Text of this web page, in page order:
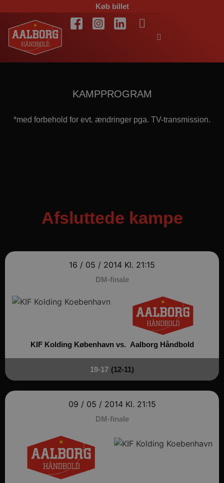
Køb billet
KAMPPROGRAM
*med forbehold for evt. ændringer pga. TV-transmission.
Afsluttede kampe
16 / 05 / 2014 Kl. 21:15
DM-finale
KIF Kolding København vs. Aalborg Håndbold
19-17 (12-11)
09 / 05 / 2014Kl. 21:15
DM-finale